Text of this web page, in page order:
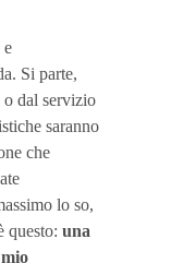
e
Si parte,
o dal servizio
saranno
che
lo so,
questo: una